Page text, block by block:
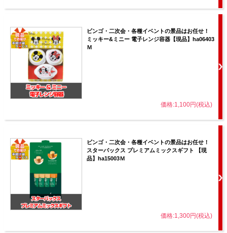
ビンゴ・二次会・各種イベントの景品はお任せ！
ミッキー&ミニー 電子レンジ容器【現品】ha06403
Ｍ
価格:1,100円(税込)
ビンゴ・二次会・各種イベントの景品はお任せ！
スターバックス プレミアムミックスギフト 【現
品】ha15003Ｍ
価格:1,300円(税込)